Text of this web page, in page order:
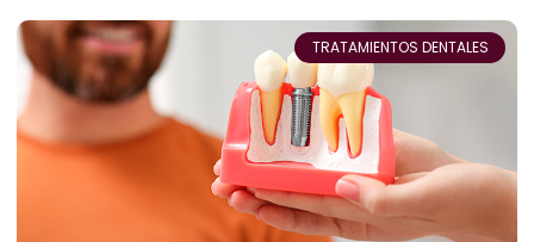
TRATAMIENTOS DENTALES